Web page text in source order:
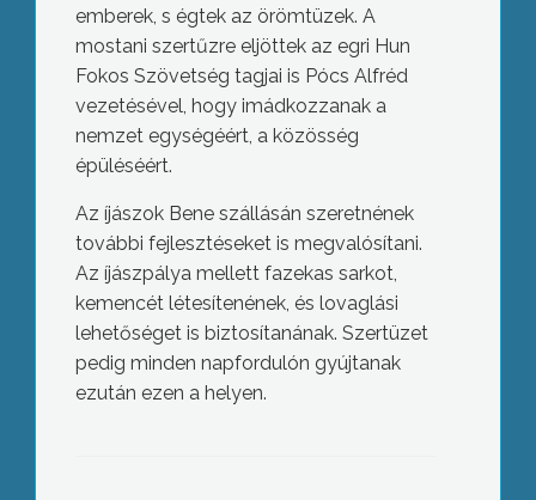
emberek, s égtek az örömtüzek. A
mostani szertűzre eljöttek az egri Hun
Fokos Szövetség tagjai is Pócs Alfréd
vezetésével, hogy imádkozzanak a
nemzet egységéért, a közösség
épüléséért.
Az íjászok Bene szállásán szeretnének
további fejlesztéseket is megvalósítani.
Az íjászpálya mellett fazekas sarkot,
kemencét létesítenének, és lovaglási
lehetőséget is biztosítanának. Szertüzet
pedig minden napfordulón gyújtanak
ezután ezen a helyen.